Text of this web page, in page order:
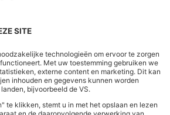
LAND WIJZIGEN:
indienen FAQs Bedrijfsgegevens
StoreVerklaring over de toegankelijkheid